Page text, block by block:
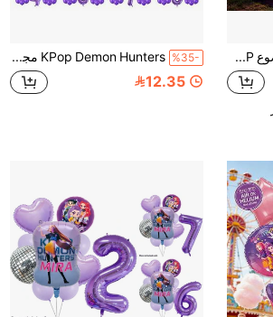
مجموعة بالونات بموضوع K-POP - بالون رقم بنفسجي مصنوع من الرقائق المعدنية قياس 32 بوصة، بالونات حرف K-POP، بالونات على شكل جيتار وكوكب، مثالية لحفلة عيد ميلاد معجبي K-POP والحفلات الموسيقية، ديكور حفلة عيد ميلاد بموضوع الموسيقى، الكاريوكي، ديكور حفلة بموضوع الموسيقى السحرية. %35- KPop Demon Hunters مجموعة بالونات أرقام وكرات ديكور حفلة عيد ميلاد للأطفال للبنات باللون البنفسجي، مستلزمات حفلة استقبال المولود، هدية وألعاب
12.35